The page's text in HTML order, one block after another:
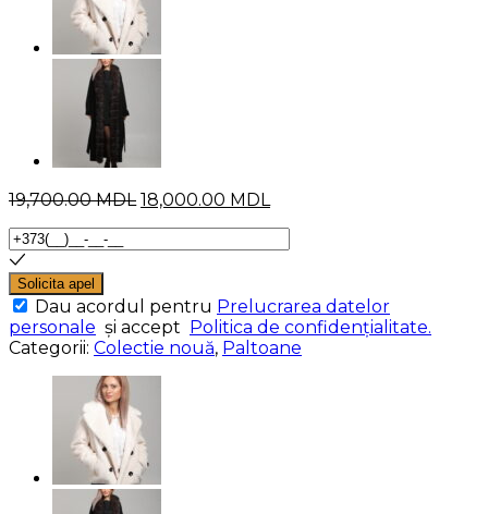
19,700.00MDL Prețul
18,000.00 MDL
Solicita apel
Dau acordul pentru Prelucrarea datelor
personale și accept Politica de confidenţialitate.
Categorii: Colectie nouă, Paltoane